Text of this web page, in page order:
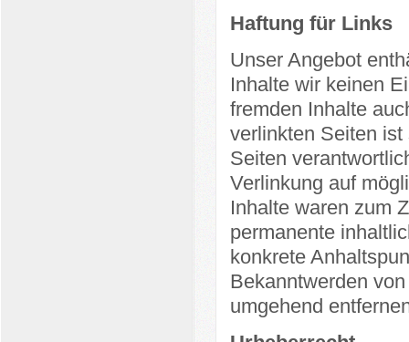
Haftung für Links
Unser Angebot
Inhalte wir keinen
fremden Inhalte
verlinkten Seiten
Seiten
Verlinkung auf
Inhalte waren zum
permanente
konkrete
Bekanntwerden
umgehend